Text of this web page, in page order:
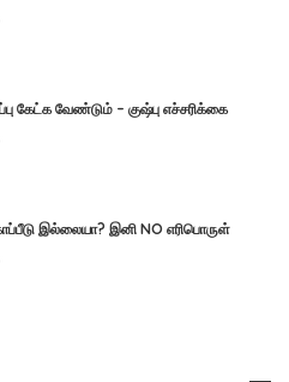
கேட்க வேண்டும் – குஷ்பு எச்சரிக்கை
இல்லையா? இனி NO எரிபொருள்